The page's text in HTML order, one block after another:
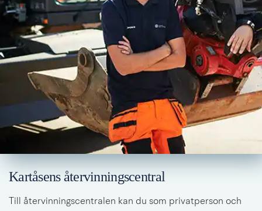
Kartåsens återvinningscentral
Till återvinningscentralen kan du som privatperson och